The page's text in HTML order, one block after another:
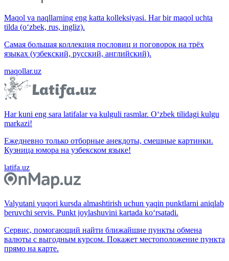
Maqol va naqllarning eng katta kolleksiyasi. Har bir maqol uchta
tilda (o‘zbek, rus, ingliz).
Самая большая коллекция пословиц и поговорок на трёх
языках (узбекский, русский, английский).
maqollar.uz
Har kuni eng sara latifalar va kulguli rasmlar. O‘zbek tilidagi kulgu
markazi!
Ежедневно только отборные анекдоты, смешные картинки.
Кузница юмора на узбекском языке!
latifa.uz
Valyutani yuqori kursda almashtirish uchun yaqin punktlarni aniqlab
beruvchi servis. Punkt joylashuvini kartada ko‘rsatadi.
Сервис, помогающий найти ближайшие пункты обмена
валюты с выгодным курсом. Покажет местоположение пункта
прямо на карте.